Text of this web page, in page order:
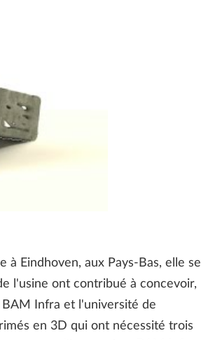
Eindhoven, aux Pays-Bas, elle se
l'usine ont contribué à concevoir,
Infra et l'université de
en 3D qui ont nécessité trois